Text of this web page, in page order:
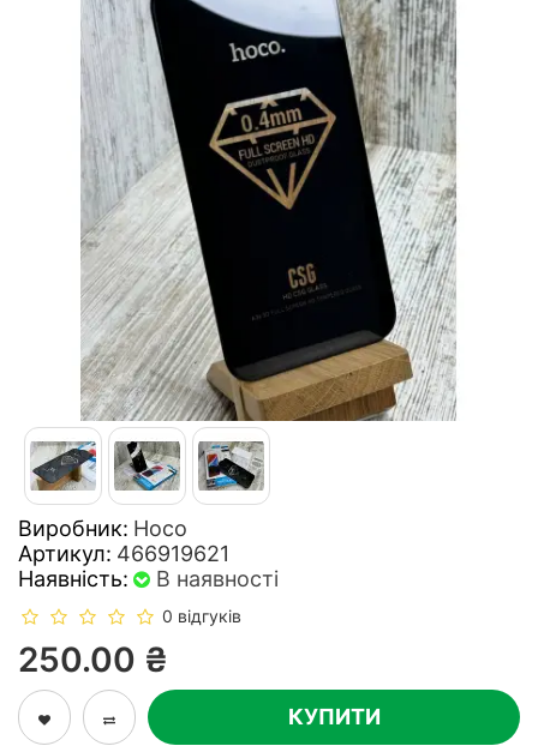
Виробник: Hoco
Артикул: 466919621
Наявність:
В наявності
0 відгуків
250.00 ₴
КУПИТИ